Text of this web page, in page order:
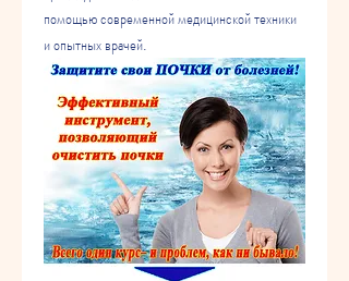
помощью современной медицинской техники
и опытных врачей.